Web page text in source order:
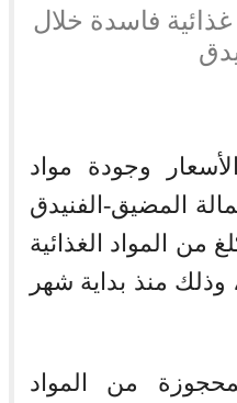
فاسدة خلال
وجودة مواد
المضيق-الفنيدق
أزيد من 640 كلغ من المواد الغذائية
وذلك منذ بداية شهر
من المواد